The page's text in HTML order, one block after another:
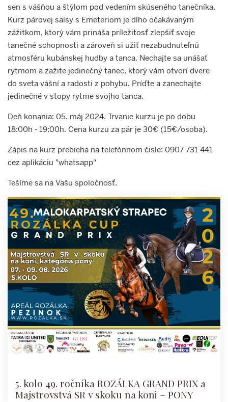
sen s vášňou a štýlom pod vedením skúseného tanečníka.
Kurz párovej salsy s Emeteriom je dlho očakávaným
zážitkom, ktorý vám prináša príležitosť zlepšiť svoje
tanečné schopnosti a zároveň si užiť nezabudnuteľnú
atmosféru kubánskej hudby a tanca. Nechajte sa unášať
rytmom a zažite jedinečný tanec, ktorý vám otvorí dvere
do sveta vášní a radosti z pohybu. Príďte a zanechajte
jedinečné v stopy rytme svojho tanca.
Deň konania: 05. máj 2024. Trvanie kurzu je po dobu
18:00h - 19:00h. Cena kurzu za pár je 30€ (15€/osoba).
Zápis na kurz prebieha na telefónnom čisle: 0907 731 441
cez aplikáciu "whatsapp"
Tešíme sa na Vašu spoločnosť.
5. kolo 49. ročníka ROZÁLKA GRAND PRIX a
Majstrovstvá SR v skoku na koni – PONY